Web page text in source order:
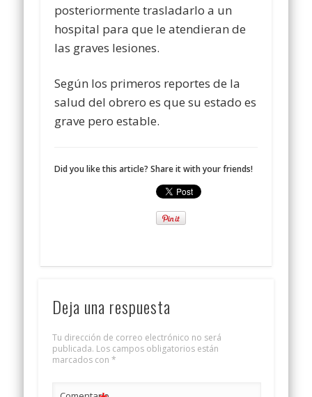
posteriormente trasladarlo a un
hospital para que le atendieran de
las graves lesiones.
Según los primeros reportes de la
salud del obrero es que su estado es
grave pero estable.
Did you like this article? Share it with your friends!
Deja una respuesta
Tu dirección de correo electrónico no será
publicada. Los campos obligatorios están
marcados con *